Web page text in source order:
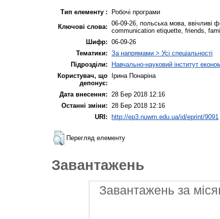
Тип елементу :
Робочі програми
Ключові слова: 06-09-26, польська мова, ввічливі
communication etiquette, friends,
Шифр: 06-09-26
Тематики: За напрямами > Усі спеціальності
Підрозділи:
Навчально-науковий інститут
Користувач, що
депонує:
Ірина Понаріна
Дата внесення:
28 Бер 2018 12:16
Останні зміни:
28 Бер 2018 12:16
URI:
http://ep3.nuwm.edu.ua/id/eprint/9091
Перегляд елементу
Завантажень
Завантажень за